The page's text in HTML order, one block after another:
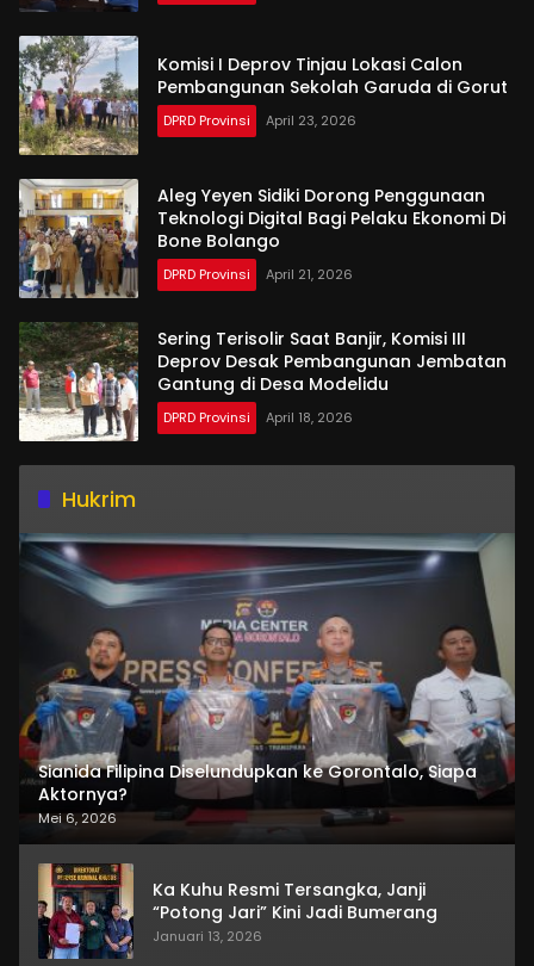
Komisi I Deprov Tinjau Lokasi Calon
Pembangunan Sekolah Garuda di Gorut
DPRD Provinsi April 23, 2026
Aleg Yeyen Sidiki Dorong Penggunaan
Teknologi Digital Bagi Pelaku Ekonomi Di
Bone Bolango
DPRD Provinsi April 21, 2026
Sering Terisolir Saat Banjir, Komisi III
Deprov Desak Pembangunan Jembatan
Gantung di Desa Modelidu
DPRD Provinsi April 18, 2026
Hukrim
Sianida Filipina Diselundupkan ke Gorontalo, Siapa
Aktornya?
Mei 6, 2026
Ka Kuhu Resmi Tersangka, Janji
“Potong Jari” Kini Jadi Bumerang
Januari 13, 2026